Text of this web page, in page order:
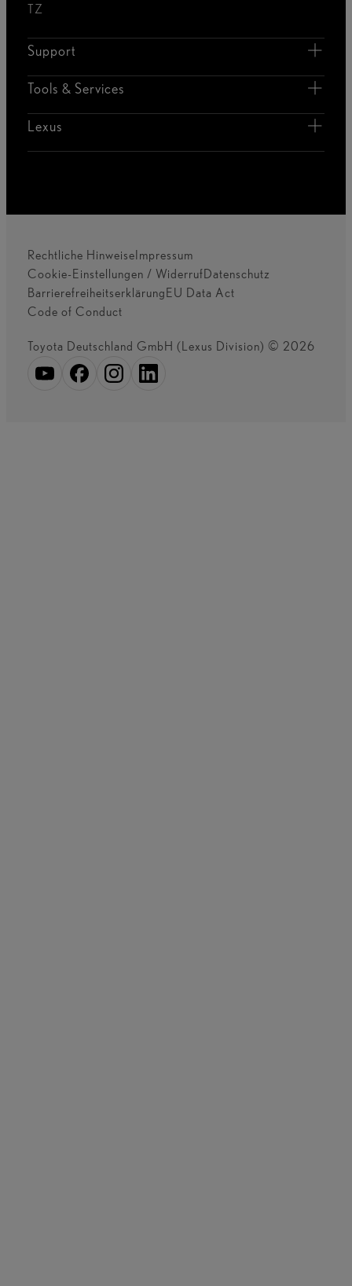
TZ
Support
Tools & Services
Lexus
Rechtliche HinweiseImpressum
Cookie-Einstellungen / WiderrufDatenschutz
BarrierefreiheitserklärungEU Data Act
Code of Conduct
Toyota Deutschland GmbH (Lexus Division) © 2026